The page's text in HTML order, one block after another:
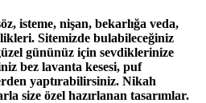
isteme, nişan, bekarlığa veda,
Sitemizde bulabileceğiniz
gününüz için sevdiklerinize
bez lavanta kesesi, puf
yaptırabilirsiniz. Nikah
size özel hazırlanan tasarımlar.